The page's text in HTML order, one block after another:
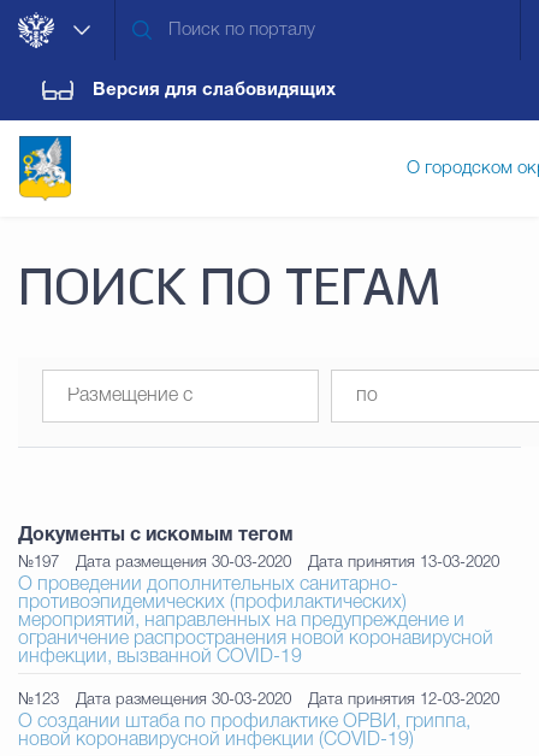
Версия для слабовидящих
О городском
Администрация городского
Муниципальная
Противодействие
Городская среда
ПОИСК ПО ТЕГАМ
Документы с искомым тегом
№197 Дата размещения 30-03-2020 Дата принятия 13-03-2020
О проведении дополнительных санитарно-
противоэпидемических (профилактических)
мероприятий, направленных на предупреждение и
ограничение распространения новой коронавирусной
инфекции, вызванной COVID-19
№123 Дата размещения 30-03-2020 Дата принятия 12-03-2020
О создании штаба по профилактике ОРВИ, гриппа,
новой коронавирусной инфекции (COVID-19)